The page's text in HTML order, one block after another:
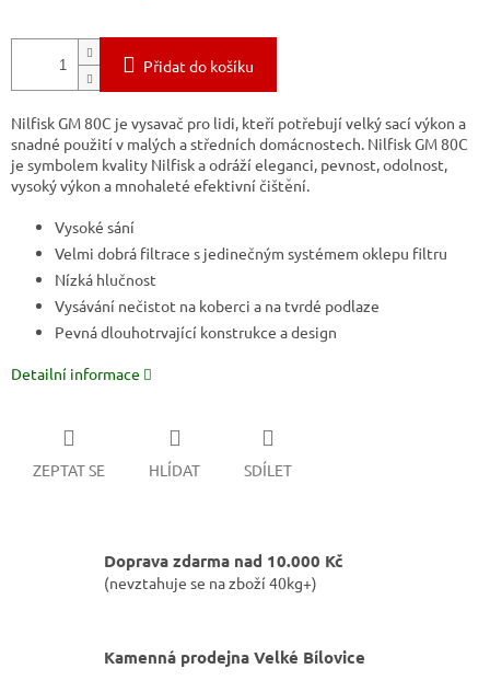
Přidat do košíku
Nilfisk GM 80C je vysavač pro lidi, kteří potřebují velký sací výkon a
snadné použití v malých a středních domácnostech. Nilfisk GM 80C
je symbolem kvality Nilfisk a odráží eleganci, pevnost, odolnost,
vysoký výkon a mnohaleté efektivní čištění.
Vysoké sání
Velmi dobrá filtrace s jedinečným systémem oklepu filtru
Nízká hlučnost
Vysávání nečistot na koberci a na tvrdé podlaze
Pevná dlouhotrvající konstrukce a design
Detailní informace
ZEPTAT SE HLÍDAT SDÍLET
Doprava zdarma nad 10.000 Kč
(nevztahuje se na zboží 40kg+)
Kamenná prodejna Velké Bílovice